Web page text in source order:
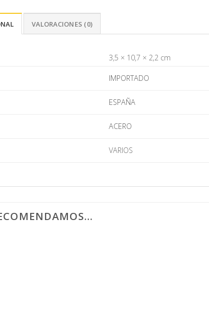
VALORACIONES (0)
3,5 × 10,7 × 2,2 cm
IMPORTADO
ESPAÑA
ACERO
VARIOS